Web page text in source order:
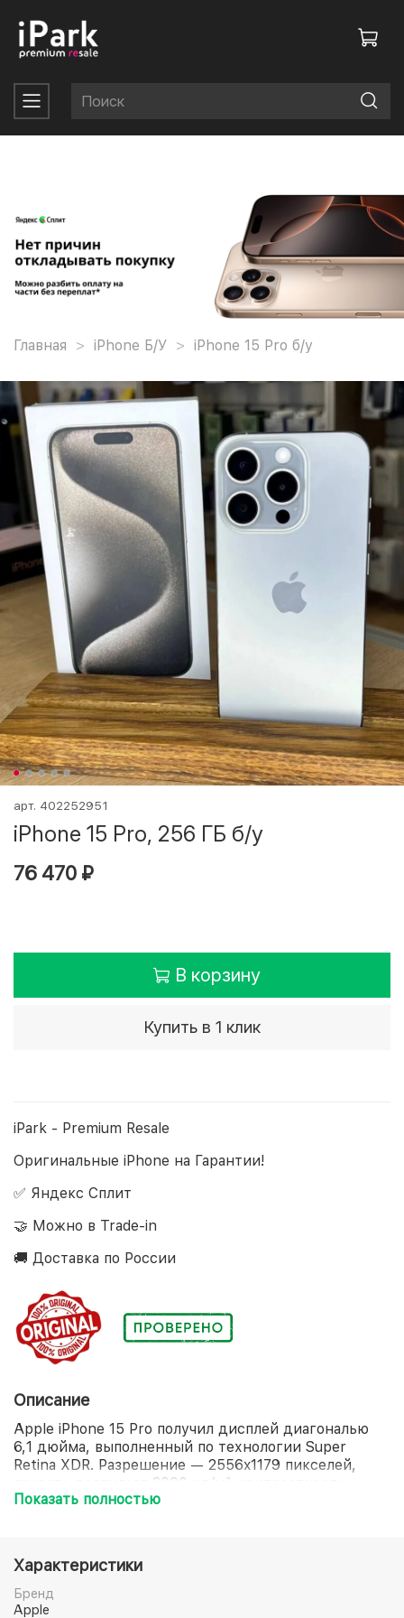
Главная iPhone Б/У iPhone 15 Pro б/у
арт. 402252951
iPhone 15 Pro, 256 ГБ б/у
76 470 ₽
В корзину
Купить в 1 клик
iPark - Premium Resale
Оригинальные iPhone на Гарантии!
✅ Яндекс Сплит
🤝 Можно в Trade-in
🚚 Доставка по России
Описание
Apple iPhone 15 Pro получил дисплей диагональю
6,1 дюйма, выполненный по технологии Super
Retina XDR. Разрешение — 2556x1179 пикселей,
яркость достигает 2000 кд/м², контрастность
составляет 2000000:1 — изображение четкое,
отображения любого динамичного контента. Экран
защищает прочное стекло Ceramic Shield.
В основе — шестиядерный процессор A17 Pro.
Объем встроенной памяти для хранения данных —
Показать полностью
Характеристики
Бренд
Apple